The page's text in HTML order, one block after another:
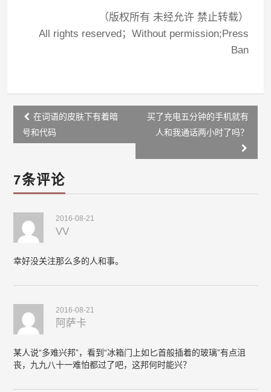
（版权所有 未经允许 禁止转载）
All rights reserved；Without permission;Press
Ban
Post
navigation
在词语的皮肤下有着暗
号和代码
买了充电五分钟的手机就有
人和我通话两小时了吗？
7条评论
2016-08-21
VV
幸好没关注那么多的人和事。
2016-08-21
阿萨卡
某人说“多难兴邦”，看到“冰箱门上如匕首般插着的玻璃”有点沮
丧，九九八十一难怕都过了吧，这邦何时能兴？